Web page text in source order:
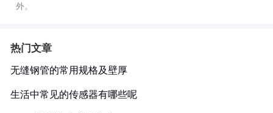
外。
热门文章
无缝钢管的常用规格及壁厚
生活中常见的传感器有哪些呢